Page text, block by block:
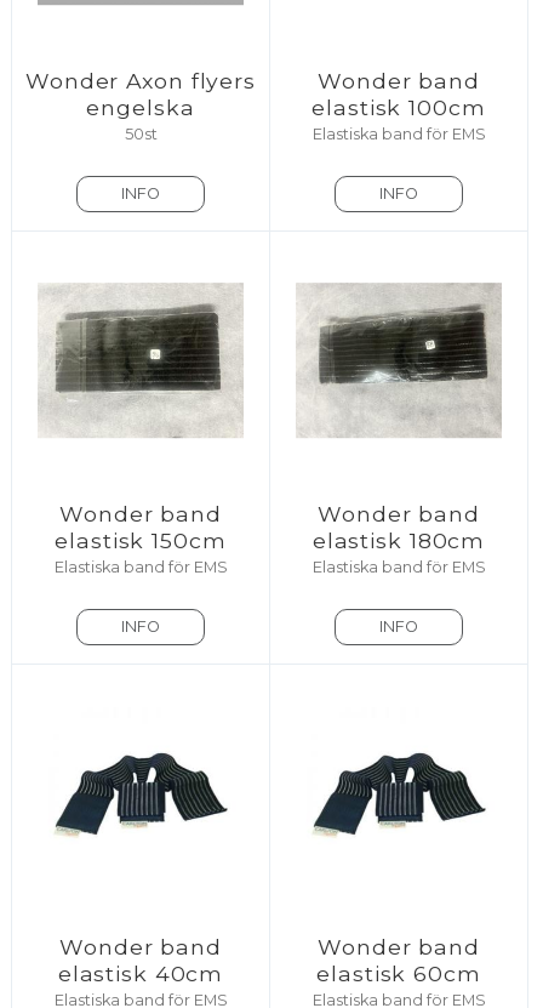
Wonder Axon flyers
engelska
50st
INFO
Wonder band
elastisk 100cm
Elastiska band för EMS
INFO
Wonder band
elastisk 150cm
Elastiska band för EMS
INFO
Wonder band
elastisk 180cm
Elastiska band för EMS
INFO
Wonder band
elastisk 40cm
Elastiska band för EMS
Wonder band
elastisk 60cm
Elastiska band för EMS